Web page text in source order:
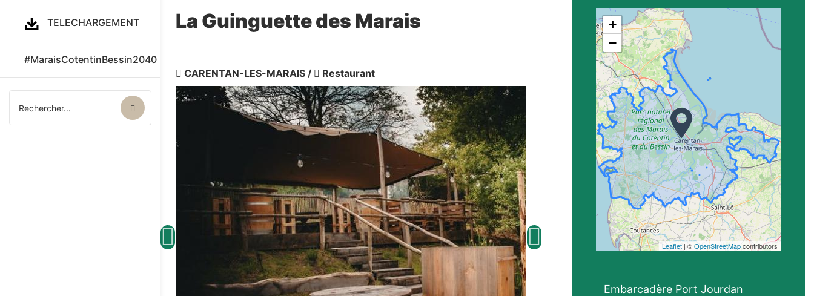
La Guinguette des Marais
CARENTAN-LES-MARAIS / Restaurant
+
−
Leaflet| ©OpenStreetMapcontributors
Embarcadère Port Jourdan
TELECHARGEMENT
#MaraisCotentinBessin2040